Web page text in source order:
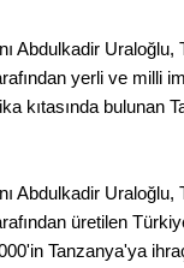
Abdulkadir
yerli ve milli
kıtasında bulunan
Abdulkadir
üretilen
Tanzanya'ya